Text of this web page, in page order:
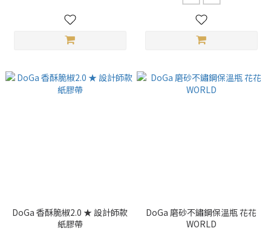
DoGa 香酥脆椒2.0 ★ 設計師款
紙膠帶
DoGa 磨砂不鏽鋼保溫瓶 花花
WORLD